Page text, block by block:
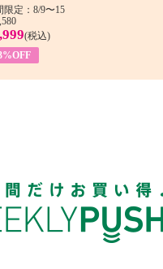
限定：8/9〜15
(税込)